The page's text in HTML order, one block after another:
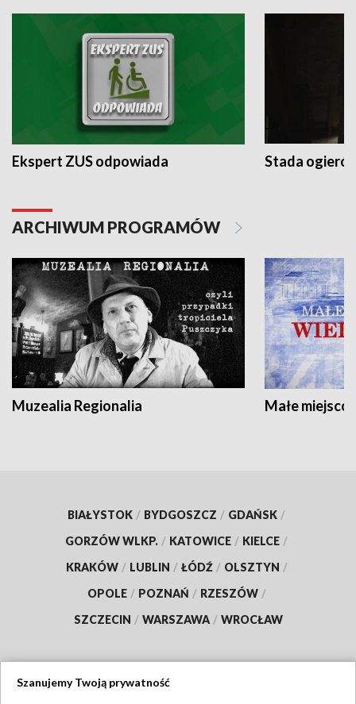
Ekspert ZUS odpowiada Stada
ARCHIWUM PROGRAMÓW
Muzealia Regionalia Małe
BIAŁYSTOK / BYDGOSZCZ / GDAŃSK /
GORZÓW WLKP. / KATOWICE / KIELCE /
KRAKÓW / LUBLIN / ŁÓDŹ / OLSZTYN /
OPOLE / POZNAŃ / RZESZÓW /
SZCZECIN / WARSZAWA / WROCŁAW
Szanujemy Twoją prywatność